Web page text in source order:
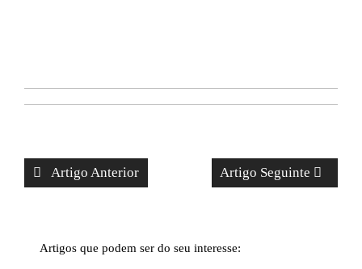
Artigo Anterior Artigo Seguinte
Artigos que podem ser do seu interesse: